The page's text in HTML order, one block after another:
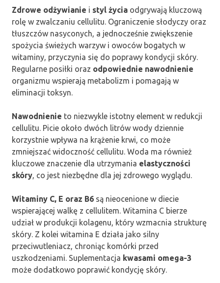
Zdrowe odżywianie i styl życia odgrywają kluczową
rolę w zwalczaniu cellulitu. Ograniczenie słodyczy oraz
tłuszczów nasyconych, a jednocześnie zwiększenie
spożycia świeżych warzyw i owoców bogatych w
witaminy, przyczynia się do poprawy kondycji skóry.
Regularne posiłki oraz odpowiednie nawodnienie
organizmu wspierają metabolizm i pomagają w
eliminacji toksyn.
Nawodnienie to niezwykle istotny element w redukcji
cellulitu. Picie około dwóch litrów wody dziennie
korzystnie wpływa na krążenie krwi, co może
zmniejszać widoczność cellulitu. Woda ma również
kluczowe znaczenie dla utrzymania elastyczności
skóry, co jest niezbędne dla jej zdrowego wyglądu.
Witaminy C, E oraz B6 są nieocenione w diecie
wspierającej walkę z cellulitem. Witamina C bierze
udział w produkcji kolagenu, który wzmacnia strukturę
skóry. Z kolei witamina E działa jako silny
przeciwutleniacz, chroniąc komórki przed
uszkodzeniami. Suplementacja kwasami omega-3
może dodatkowo poprawić kondycję skóry.